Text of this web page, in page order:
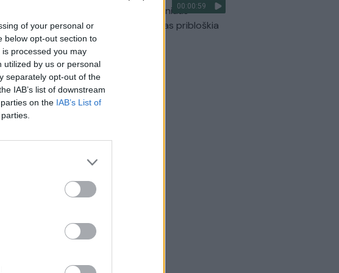
of your personal or
below opt-out section to
processed you may
utilized by us or personal
separately opt-out of the
IAB’s list of downstream
on the IAB’s List of
00:00:59
Nufilmavo, kaip patvino Vilniaus
Vakarinis aplinkkelis: vaizdas pribloškia